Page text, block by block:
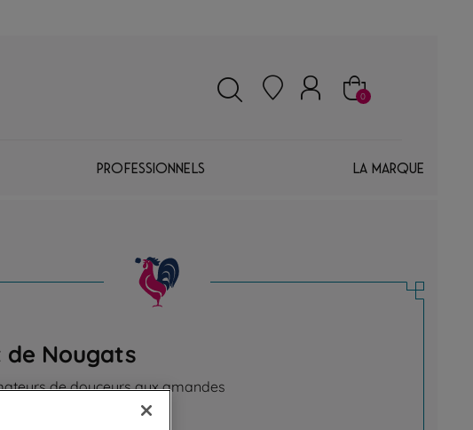
0
Professionnels La marque
de Nougats
de douceurs aux amandes